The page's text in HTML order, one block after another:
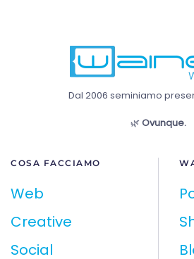
Dal 2006 seminiamo
🌿 Ovunque.
COSA FACCIAMO
Web
Creative
Social